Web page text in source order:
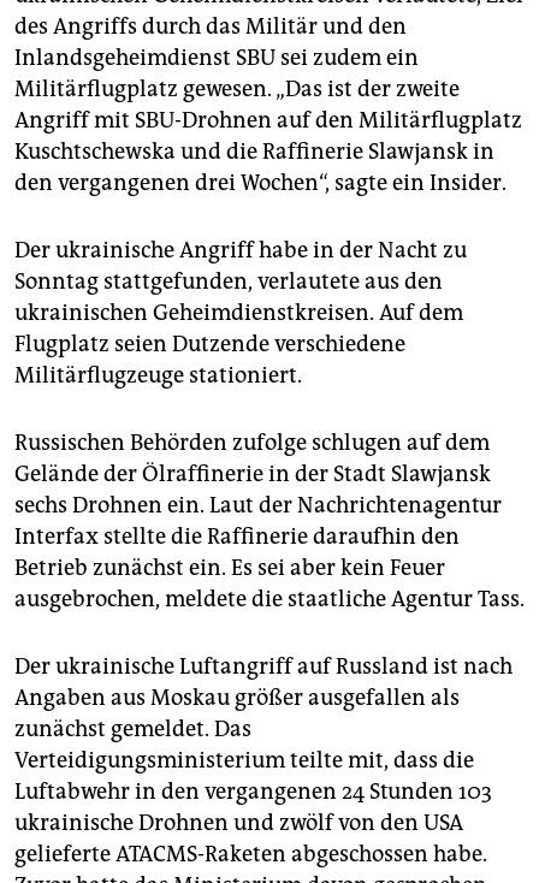
des Angriffs durch das Militär und den
Inlandsgeheimdienst SBU sei zudem ein
Militärflugplatz gewesen. „Das ist der zweite
Angriff mit SBU-Drohnen auf den Militärflugplatz
Kuschtschewska und die Raffinerie Slawjansk in
den vergangenen drei Wochen“, sagte ein Insider.
Der ukrainische Angriff habe in der Nacht zu
Sonntag stattgefunden, verlautete aus den
ukrainischen Geheimdienstkreisen. Auf dem
Flugplatz seien Dutzende verschiedene
Militärflugzeuge stationiert.
Russischen Behörden zufolge schlugen auf dem
Gelände der Ölraffinerie in der Stadt Slawjansk
sechs Drohnen ein. Laut der Nachrichtenagentur
Interfax stellte die Raffinerie daraufhin den
Betrieb zunächst ein. Es sei aber kein Feuer
ausgebrochen, meldete die staatliche Agentur Tass.
Der ukrainische Luftangriff auf Russland ist nach
Angaben aus Moskau größer ausgefallen als
zunächst gemeldet. Das
Verteidigungsministerium teilte mit, dass die
Luftabwehr in den vergangenen 24 Stunden 103
ukrainische Drohnen und zwölf von den USA
gelieferte ATACMS-Raketen abgeschossen habe.